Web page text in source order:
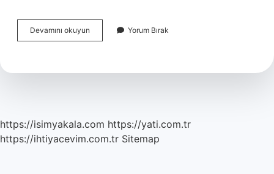
Devamını okuyun
Anahtarı
Yorum Bırak
https://isimyakala.com https://yati.com.tr
https://ihtiyacevim.com.tr Sitemap